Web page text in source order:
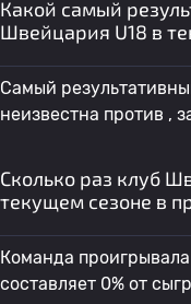
Какой самый
Швейцария U18 в
Самый
неизвестна против ,
Сколько раз клуб
текущем сезоне в
Команда
составляет 0% от